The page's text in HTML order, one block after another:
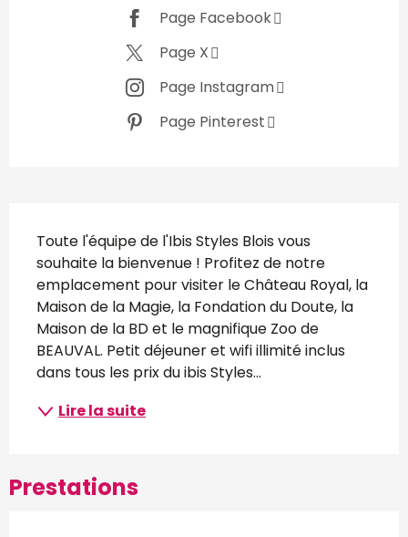
Page Facebook
Page X
Page Instagram
Page Pinterest
Description
Toute l'équipe de l'Ibis Styles Blois vous
souhaite la bienvenue ! Profitez de notre
emplacement pour visiter le Château Royal, la
Maison de la Magie, la Fondation du Doute, la
Maison de la BD et le magnifique Zoo de
BEAUVAL. Petit déjeuner et wifi illimité inclus
dans tous les prix du ibis Styles...
Lire la suite
Prestations